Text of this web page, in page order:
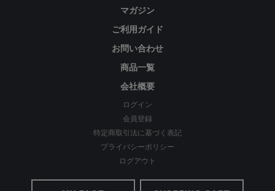
マガジン
ご利用ガイド
お問い合わせ
商品一覧
会社概要
ログイン
会員登録
特定商取引法に基づく表記
プライバシーポリシー
ログアウト